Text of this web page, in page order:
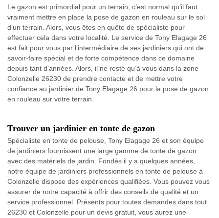
Le gazon est primordial pour un terrain, c’est normal qu’il faut
vraiment mettre en place la pose de gazon en rouleau sur le sol
d’un terrain. Alors, vous êtes en quête de spécialiste pour
effectuer cela dans votre localité. Le service de Tony Elagage 26
est fait pour vous par l’intermédiaire de ses jardiniers qui ont de
savoir-faire spécial et de forte compétence dans ce domaine
depuis tant d’années. Alors, il ne reste qu’à vous dans la zone
Colonzelle 26230 de prendre contacte et de mettre votre
confiance au jardinier de Tony Elagage 26 pour la pose de gazon
en rouleau sur votre terrain.
Trouver un jardinier en tonte de gazon
Spécialiste en tonte de pelouse, Tony Elagage 26 et son équipe
de jardiniers fournissent une large gamme de tonte de gazon
avec des matériels de jardin. Fondés il y a quelques années,
notre équipe de jardiniers professionnels en tonte de pelouse à
Colonzelle dispose des expériences qualifiées. Vous pouvez vous
assurer de notre capacité à offrir des conseils de qualité et un
service professionnel. Présents pour toutes demandes dans tout
26230 et Colonzelle pour un devis gratuit, vous aurez une